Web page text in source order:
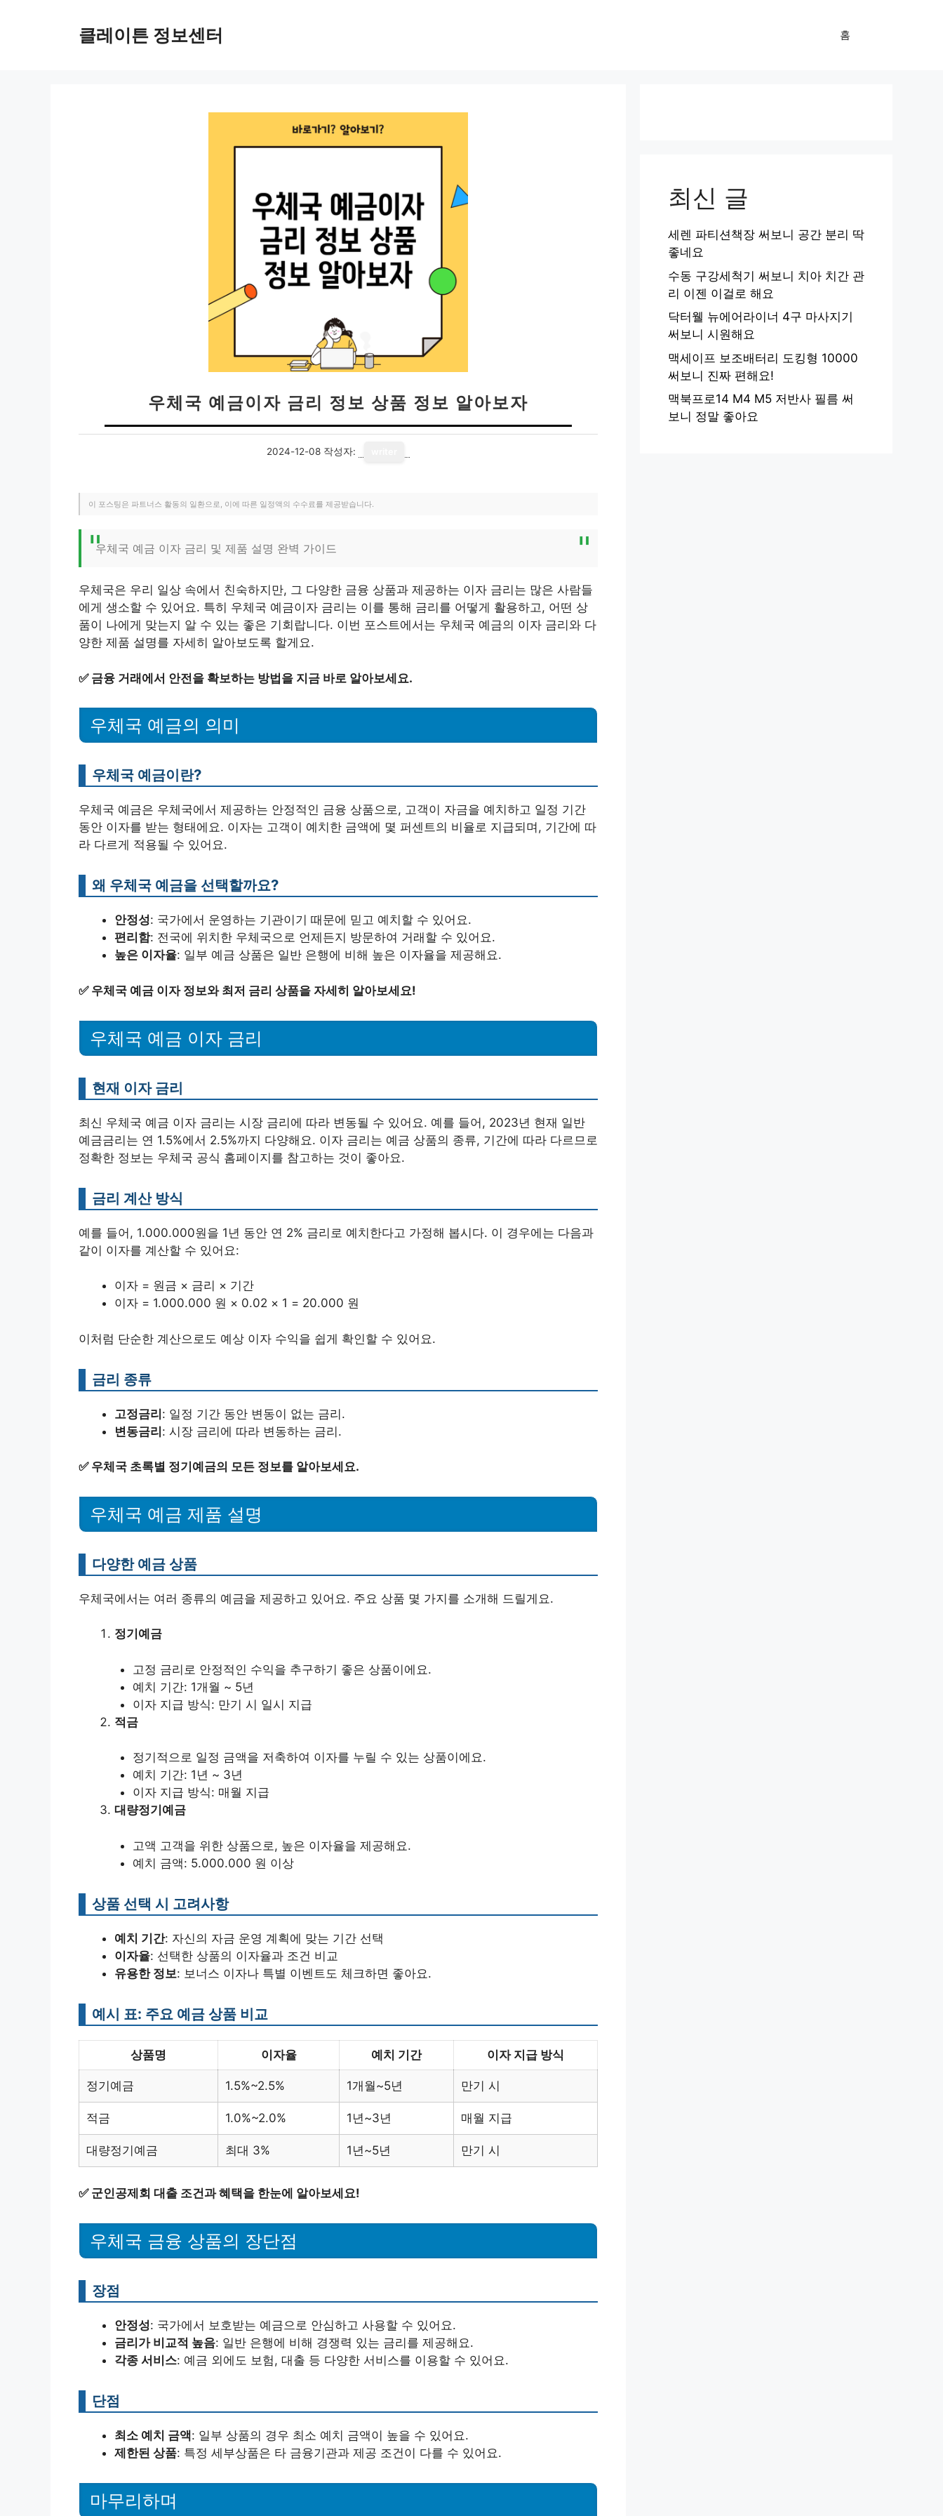
클레이튼 정보센터 홈
우체국 예금이자 금리 정보 상품 정보 알아보자
2024-12-08 작성자:
이 포스팅은 파트너스 활동의 일환으로, 이에 따른 일정액의 수수료를 제공받습니다.
우체국 예금 이자 금리 및 제품 설명 완벽 가이드
우체국은 우리 일상 속에서 친숙하지만, 그 다양한 금융 상품과 제공하는 이자 금리는 많은 사람들
에게 생소할 수 있어요. 특히 우체국 예금이자 금리는 이를 통해 금리를 어떻게 활용하고, 어떤 상
품이 나에게 맞는지 알 수 있는 좋은 기회랍니다. 이번 포스트에서는 우체국 예금의 이자 금리와 다
양한 제품 설명를 자세히 알아보도록 할게요.
✅ 금융 거래에서 안전을 확보하는 방법을 지금 바로 알아보세요.
우체국 예금의 의미
우체국 예금이란?
우체국 예금은 우체국에서 제공하는 안정적인 금융 상품으로, 고객이 자금을 예치하고 일정 기간
동안 이자를 받는 형태에요. 이자는 고객이 예치한 금액에 몇 퍼센트의 비율로 지급되며, 기간에 따
라 다르게 적용될 수 있어요.
왜 우체국 예금을 선택할까요?
안정성: 국가에서 운영하는 기관이기 때문에 믿고 예치할 수 있어요.
편리함: 전국에 위치한 우체국으로 언제든지 방문하여 거래할 수 있어요.
높은 이자율: 일부 예금 상품은 일반 은행에 비해 높은 이자율을 제공해요.
✅ 우체국 예금 이자 정보와 최저 금리 상품을 자세히 알아보세요!
우체국 예금 이자 금리
현재 이자 금리
최신 우체국 예금 이자 금리는 시장 금리에 따라 변동될 수 있어요. 예를 들어, 2023년 현재 일반
예금금리는 연 1.5%에서 2.5%까지 다양해요. 이자 금리는 예금 상품의 종류, 기간에 따라 다르므로
정확한 정보는 우체국 공식 홈페이지를 참고하는 것이 좋아요.
금리 계산 방식
예를 들어, 1.000.000원을 1년 동안 연 2% 금리로 예치한다고 가정해 봅시다. 이 경우에는 다음과
같이 이자를 계산할 수 있어요:
이자 = 원금 × 금리 × 기간
이자 = 1.000.000 원 × 0.02 × 1 = 20.000 원
이처럼 단순한 계산으로도 예상 이자 수익을 쉽게 확인할 수 있어요.
금리 종류
고정금리: 일정 기간 동안 변동이 없는 금리.
변동금리: 시장 금리에 따라 변동하는 금리.
✅ 우체국 초록별 정기예금의 모든 정보를 알아보세요.
우체국 예금 제품 설명
다양한 예금 상품
우체국에서는 여러 종류의 예금을 제공하고 있어요. 주요 상품 몇 가지를 소개해 드릴게요.
정기예금
고정 금리로 안정적인 수익을 추구하기 좋은 상품이에요.
예치 기간: 1개월 ~ 5년
이자 지급 방식: 만기 시 일시 지급
적금
정기적으로 일정 금액을 저축하여 이자를 누릴 수 있는 상품이에요.
예치 기간: 1년 ~ 3년
이자 지급 방식: 매월 지급
대량정기예금
고액 고객을 위한 상품으로, 높은 이자율을 제공해요.
예치 금액: 5.000.000 원 이상
상품 선택 시 고려사항
예치 기간: 자신의 자금 운영 계획에 맞는 기간 선택
이자율: 선택한 상품의 이자율과 조건 비교
유용한 정보: 보너스 이자나 특별 이벤트도 체크하면 좋아요.
예시 표: 주요 예금 상품 비교
상품명 이자율 예치 기간 이자 지급 방식
정기예금 1.5%~2.5% 1개월~5년 만기 시
적금 1.0%~2.0% 1년~3년 매월 지급
대량정기예금 최대 3% 1년~5년 만기 시
✅ 군인공제회 대출 조건과 혜택을 한눈에 알아보세요!
우체국 금융 상품의 장단점
장점
안정성: 국가에서 보호받는 예금으로 안심하고 사용할 수 있어요.
금리가 비교적 높음: 일반 은행에 비해 경쟁력 있는 금리를 제공해요.
각종 서비스: 예금 외에도 보험, 대출 등 다양한 서비스를 이용할 수 있어요.
단점
최소 예치 금액: 일부 상품의 경우 최소 예치 금액이 높을 수 있어요.
제한된 상품: 특정 세부상품은 타 금융기관과 제공 조건이 다를 수 있어요.
마무리하며
최신 글
세렌 파티션책장 써보니 공간 분리 딱
좋네요
수동 구강세척기 써보니 치아 치간 관
리 이젠 이걸로 해요
닥터웰 뉴에어라이너 4구 마사지기
써보니 시원해요
맥세이프 보조배터리 도킹형 10000
써보니 진짜 편해요!
맥북프로14 M4 M5 저반사 필름 써
보니 정말 좋아요